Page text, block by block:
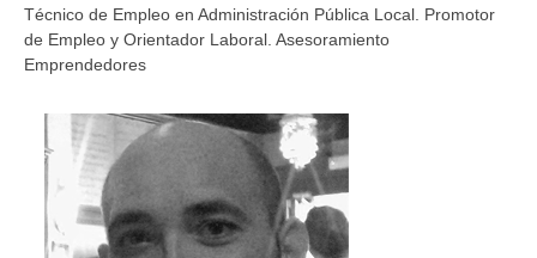
Técnico de Empleo en Administración Pública Local. Promotor
de Empleo y Orientador Laboral. Asesoramiento
Emprendedores